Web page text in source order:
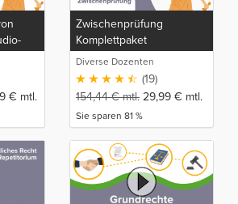
€ mtl.
Zwischenprüfung
Komplettpaket
Diverse Dozenten
(19)
154,44€mtl. 29,99 € mtl.
Sie sparen 81 %